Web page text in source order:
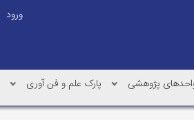
ورود
پژوهشی پارک علم و فن آوری